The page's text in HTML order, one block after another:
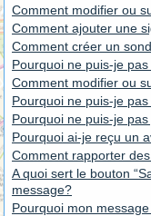
Comment modifier ou
Comment ajouter une
Comment créer un
Pourquoi ne puis-je
Comment modifier ou
Pourquoi ne puis-je
Pourquoi ne puis-je
Pourquoi ai-je reçu un
Comment rapporter
A quoi sert le bouton
message?
Pourquoi mon